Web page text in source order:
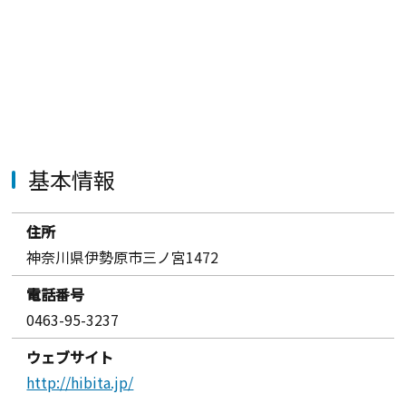
基本情報
住所
神奈川県伊勢原市三ノ宮1472
電話番号
0463-95-3237
ウェブサイト
http://hibita.jp/